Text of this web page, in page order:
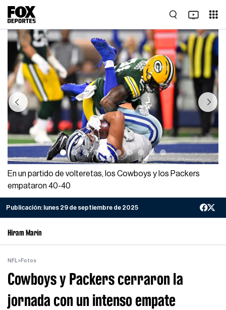
Previous Next
En un partido de volteretas, los Cowboys y los Packers
empataron 40-40
Publicación: lunes 29 de septiembre de 2025
Hiram Marín
NFL>Fotos
Cowboys y Packers cerraron la
jornada con un intenso empate